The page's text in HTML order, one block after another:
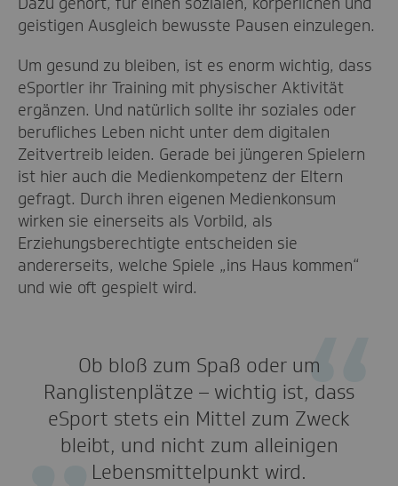
geistigen Ausgleich bewusste Pausen einzulegen.
Um gesund zu bleiben, ist es enorm wichtig, dass
eSportler ihr Training mit physischer Aktivität
ergänzen. Und natürlich sollte ihr soziales oder
berufliches Leben nicht unter dem digitalen
Zeitvertreib leiden. Gerade bei jüngeren Spielern
ist hier auch die Medienkompetenz der Eltern
gefragt. Durch ihren eigenen Medienkonsum
wirken sie einerseits als Vorbild, als
Erziehungsberechtigte entscheiden sie
andererseits, welche Spiele „ins Haus kommen“
und wie oft gespielt wird.
Ob bloß zum Spaß oder um
Ranglistenplätze – wichtig ist, dass
eSport stets ein Mittel zum Zweck
bleibt, und nicht zum alleinigen
Lebensmittelpunkt wird.